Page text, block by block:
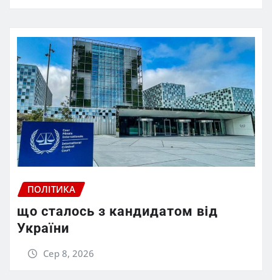
ПОЛІТИКА
що сталось з кандидатом від
України
Сер 8, 2026